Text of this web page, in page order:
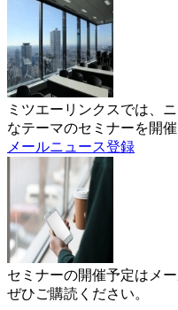
ミツエーリンクスでは、
なテーマのセミナーを開催
メールニュース登録
セミナーの開催予定はメ
ぜひご購読ください。